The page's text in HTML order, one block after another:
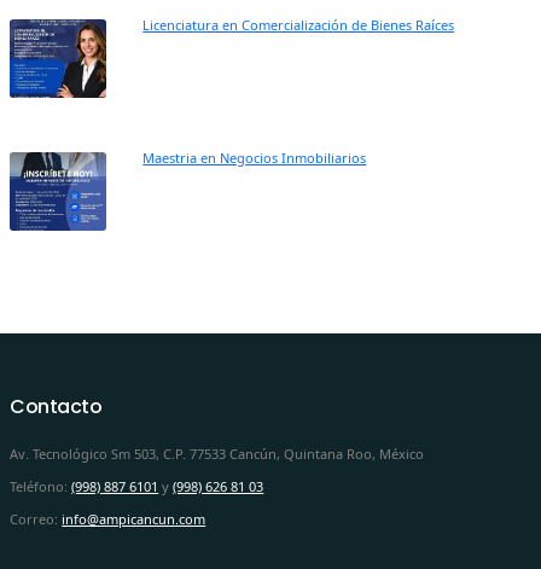
Licenciatura en Comercialización de Bienes Raíces
Maestria en Negocios Inmobiliarios
Contacto
Av. Tecnológico Sm 503, C.P. 77533 Cancún, Quintana Roo, México
Teléfono:(998) 887 6101 y(998) 626 81 03
Correo: info@ampicancun.com